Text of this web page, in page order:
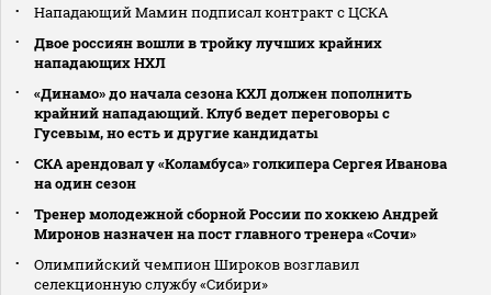
Нападающий Мамин подписал контракт с ЦСКА
Двое россиян вошли в тройку лучших крайних
нападающих НХЛ
«Динамо» до начала сезона КХЛ должен пополнить
крайний нападающий. Клуб ведет переговоры с
Гусевым, но есть и другие кандидаты
СКА арендовал у «Коламбуса» голкипера Сергея Иванова
на один сезон
Тренер молодежной сборной России по хоккею Андрей
Миронов назначен на пост главного тренера «Сочи»
Олимпийский чемпион Широков возглавил
селекционную службу «Сибири»